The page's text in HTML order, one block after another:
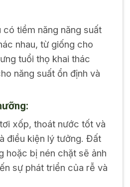
tiềm năng năng suất
nhau, từ giống cho
tuổi thọ khai thác
năng suất ổn định và
xốp, thoát nước tốt và
điều kiện lý tưởng. Đất
hoặc bị nén chặt sẽ ảnh
sự phát triển của rễ và